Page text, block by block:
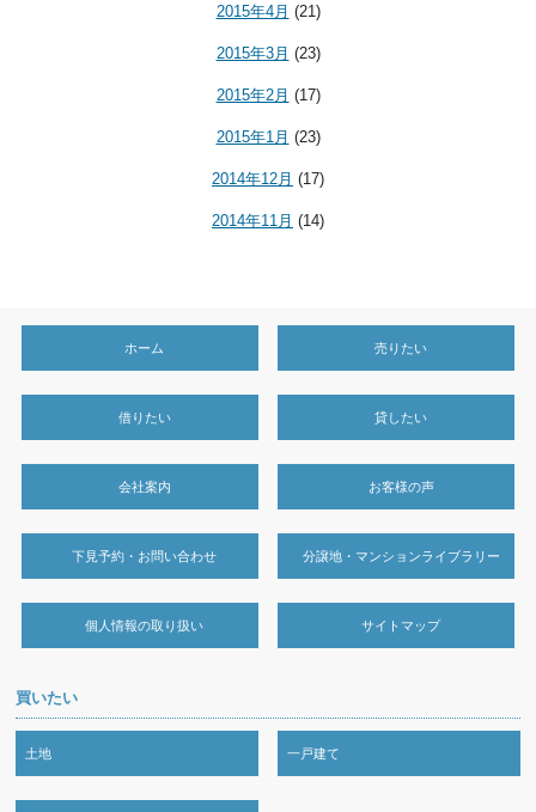
2015年4月 (21)
2015年3月 (23)
2015年2月 (17)
2015年1月 (23)
2014年12月 (17)
2014年11月 (14)
ホーム 売りたい
借りたい 貸したい
会社案内 お客様の声
下見予約・お問い合わせ 分譲地・マンションライブラリー
個人情報の取り扱い サイトマップ
買いたい
土地 一戸建て